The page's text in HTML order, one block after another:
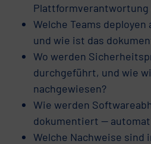
Plattformverantwortung
Welche Teams deployen
und wie ist das
Wo werden
durchgeführt, und wie
nachgewiesen?
Wie werden
dokumentiert —
Welche Nachweise sind